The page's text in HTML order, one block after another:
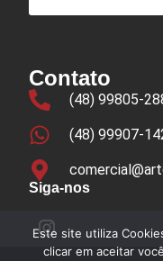
Contato
(48) 99805-
(48) 99907-
Siga-nos
Este site utiliza
clicar em aceitar